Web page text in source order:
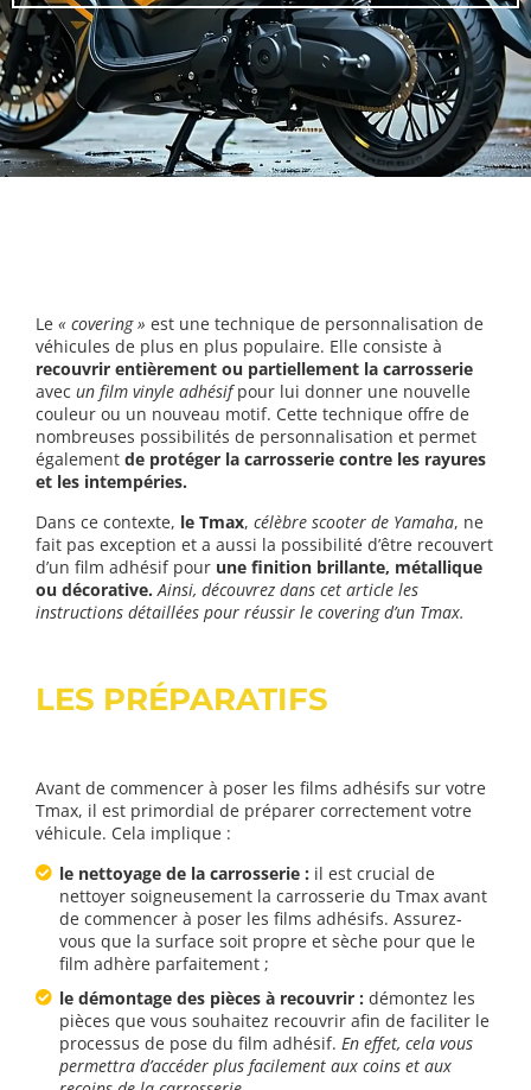
Le « covering » est une technique de personnalisation de
véhicules de plus en plus populaire. Elle consiste à
recouvrir entièrement ou partiellement la carrosserie
avec un film vinyle adhésifpour lui donner une nouvelle
couleur ou un nouveau motif. Cette technique offre de
nombreuses possibilités de personnalisation et permet
également de protéger la carrosserie contre les rayures
et les intempéries.
Dans ce contexte, le Tmax, célèbre scooter de Yamaha, ne
fait pas exception et a aussi la possibilité d’être recouvert
d’un film adhésif pour une finition brillante, métallique
ou décorative. Ainsi, découvrez dans cet article les
instructions détaillées pour réussir le covering d’un Tmax.
LES PRÉPARATIFS
Avant de commencer à poser les films adhésifs sur votre
Tmax, il est primordial de préparer correctement votre
véhicule. Cela implique :
le nettoyage de la carrosserie : il est crucial de
nettoyer soigneusement la carrosserie du Tmax avant
de commencer à poser les films adhésifs. Assurez-
vous que la surface soit propre et sèche pour que le
film adhère parfaitement ;
le démontage des pièces à recouvrir : démontez les
pièces que vous souhaitez recouvrir afin de faciliter le
processus de pose du film adhésif. En effet, cela vous
permettra d’accéder plus facilement aux coins et aux